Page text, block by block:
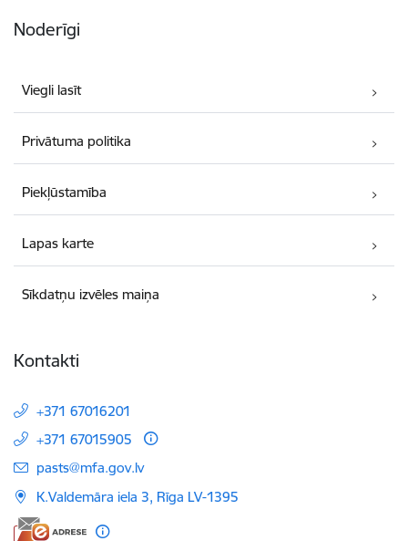
Noderīgi
Viegli lasīt
Privātuma politika
Piekļūstamība
Lapas karte
Sīkdatņu izvēles maiņa
Kontakti
+371 67016201
+371 67015905
E-pasts:
pasts@mfa.gov.lv
K.Valdemāra iela 3, Rīga LV-1395